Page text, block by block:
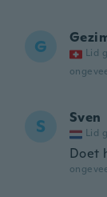
G Lid
S Sven
Lid
Doet